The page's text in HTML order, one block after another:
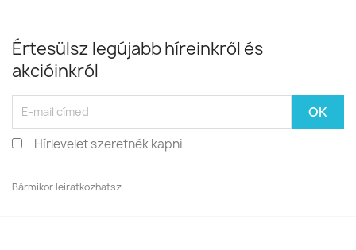
Értesülsz legújabb híreinkről és
akcióinkról
Hírlevelet szeretnék kapni
Bármikor leiratkozhatsz.